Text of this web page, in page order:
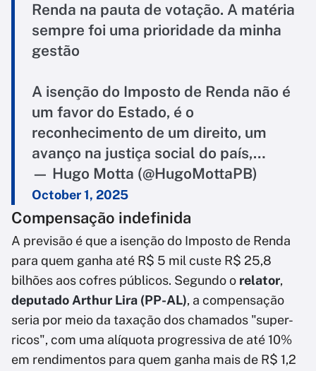
Renda na pauta de votação. A matéria
sempre foi uma prioridade da minha
gestão
A isenção do Imposto de Renda não é
um favor do Estado, é o
reconhecimento de um direito, um
avanço na justiça social do país,…
— Hugo Motta (@HugoMottaPB)
October 1, 2025
Compensação indefinida
A previsão é que a isenção do Imposto de Renda
para quem ganha até R$ 5 mil custe R$ 25,8
bilhões aos cofres públicos. Segundo o relator,
deputado Arthur Lira (PP-AL), a compensação
seria por meio da taxação dos chamados "super-
ricos", com uma alíquota progressiva de até 10%
em rendimentos para quem ganha mais de R$ 1,2